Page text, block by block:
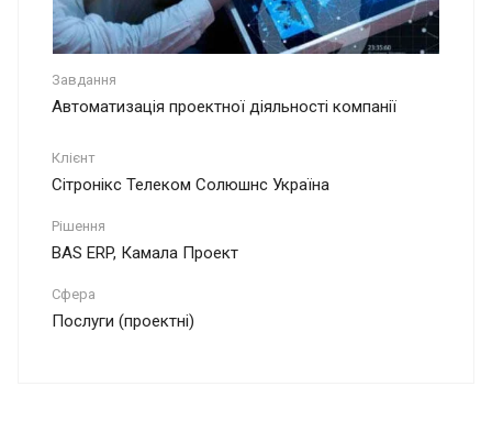
Завдання
Автоматизація проектної діяльності компанії
Клієнт
Сітронікс Телеком Солюшнс Україна
Рішення
BAS ERP, Камала Проект
Сфера
Послуги (проектні)